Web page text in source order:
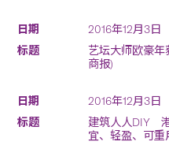
2016年12月3日
艺坛大师欧豪
商报)
2016年12月3日
建筑人人DIY
宜、轻盈、可重